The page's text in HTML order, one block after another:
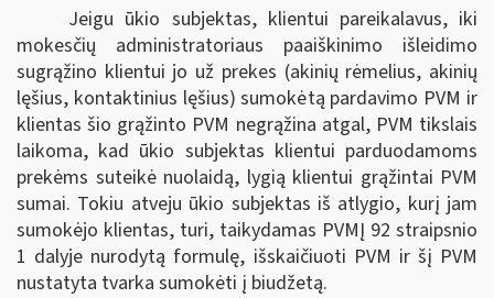
Jeigu ūkio subjektas, klientui pareikalavus, iki
mokesčių administratoriaus paaiškinimo išleidimo
sugrąžino klientui jo už prekes (akinių rėmelius, akinių
lęšius, kontaktinius lęšius) sumokėtą pardavimo PVM ir
klientas šio grąžinto PVM negrąžina atgal, PVM tikslais
laikoma, kad ūkio subjektas klientui parduodamoms
prekėms suteikė nuolaidą, lygią klientui grąžintai PVM
sumai. Tokiu atveju ūkio subjektas iš atlygio, kurį jam
sumokėjo klientas, turi, taikydamas PVMĮ 92 straipsnio
1 dalyje nurodytą formulę, išskaičiuoti PVM ir šį PVM
nustatyta tvarka sumokėti į biudžetą.